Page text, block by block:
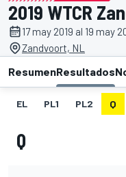
presentado por
2019 WTCR
17 may 2019 al 19 may
Zandvoort, NL
ResumenResultados
EL PL1 PL2 Q
Q